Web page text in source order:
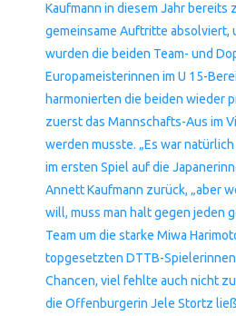
Kaufmann in diesem Jahr bereits
gemeinsame Auftritte absolviert,
wurden die beiden Team- und
Europameisterinnen im U 15-
harmonierten die beiden wieder
zuerst das Mannschafts-Aus im
werden musste. „Es war
im ersten Spiel auf die
Annett Kaufmann zurück, „aber
will, muss man halt gegen jeden
Team um die starke Miwa
topgesetzten DTTB-
Chancen, viel fehlte auch nicht
die Offenburgerin Jele Stortz